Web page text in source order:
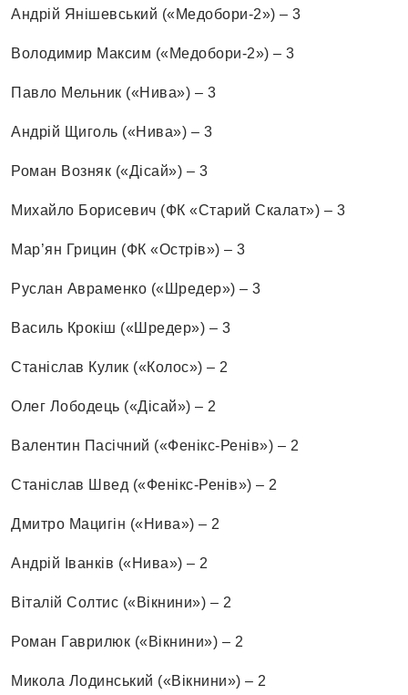
Андрій Янішевський («Медобори-2») – 3
Володимир Максим («Медобори-2») – 3
Павло Мельник («Нива») – 3
Андрій Щиголь («Нива») – 3
Роман Возняк («Дісай») – 3
Михайло Борисевич (ФК «Старий Скалат») – 3
Мар’ян Грицин (ФК «Острів») – 3
Руслан Авраменко («Шредер») – 3
Василь Крокіш («Шредер») – 3
Станіслав Кулик («Колос») – 2
Олег Лободець («Дісай») – 2
Валентин Пасічний («Фенікс-Ренів») – 2
Станіслав Швед («Фенікс-Ренів») – 2
Дмитро Мацигін («Нива») – 2
Андрій Іванків («Нива») – 2
Віталій Солтис («Вікнини») – 2
Роман Гаврилюк («Вікнини») – 2
Микола Лодинський («Вікнини») – 2